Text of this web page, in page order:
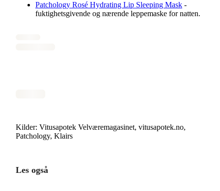
Patchology Rosé Hydrating Lip Sleeping Mask -
fuktighetsgivende og nærende leppemaske for natten.
Kilder: Vitusapotek Velværemagasinet, vitusapotek.no,
Patchology, Klairs
Les også